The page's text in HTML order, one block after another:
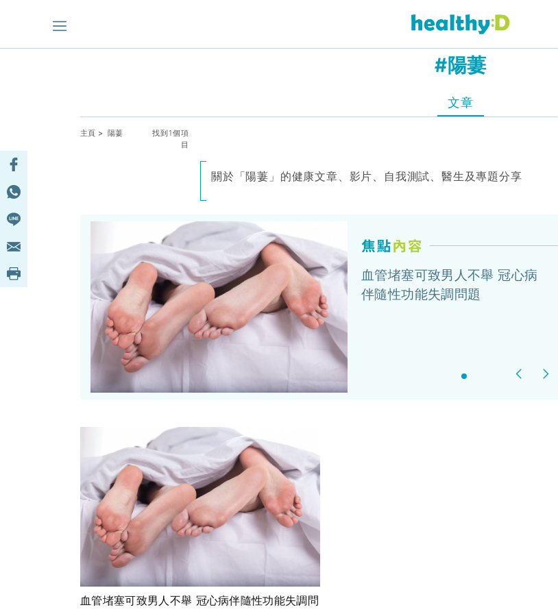
#陽萋
文章
主頁 > 陽萋
找到1個項
目
關於「陽萋」的健康文章、影片、自我測試、醫生及專題分享
血管堵塞可致男人不舉 冠心病
伴隨性功能失調問題
Previous
血管堵塞可致男人不舉 冠心病伴隨性功能失調問